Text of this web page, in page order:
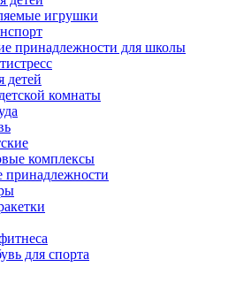
игрушки
принадлежности для школы
детей
комнаты
комплексы
для спорта